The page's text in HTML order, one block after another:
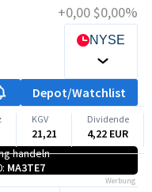
+0,00 $0,00%
NYSE
Depot/Watchlist
KGV
21,21
Dividende
4,22 EUR
handeln
MA3TE7
Werbung